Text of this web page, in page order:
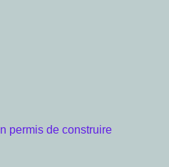
permis de construire